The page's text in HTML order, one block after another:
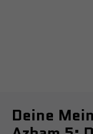
Deine